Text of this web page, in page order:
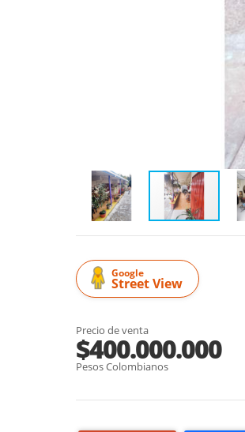
Google
Street View
Precio de venta
$400.000.000
Pesos Colombianos